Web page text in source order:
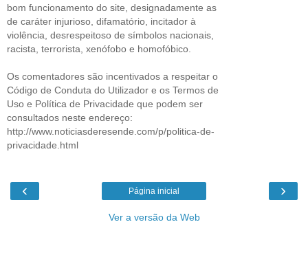
bom funcionamento do site, designadamente as
de caráter injurioso, difamatório, incitador à
violência, desrespeitoso de símbolos nacionais,
racista, terrorista, xenófobo e homofóbico.
Os comentadores são incentivados a respeitar o
Código de Conduta do Utilizador e os Termos de
Uso e Política de Privacidade que podem ser
consultados neste endereço:
http://www.noticiasderesende.com/p/politica-de-
privacidade.html
‹ ›
Página inicial
Ver a versão da Web